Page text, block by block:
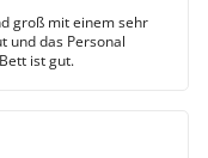
groß mit einem sehr
und das Personal
ist gut.